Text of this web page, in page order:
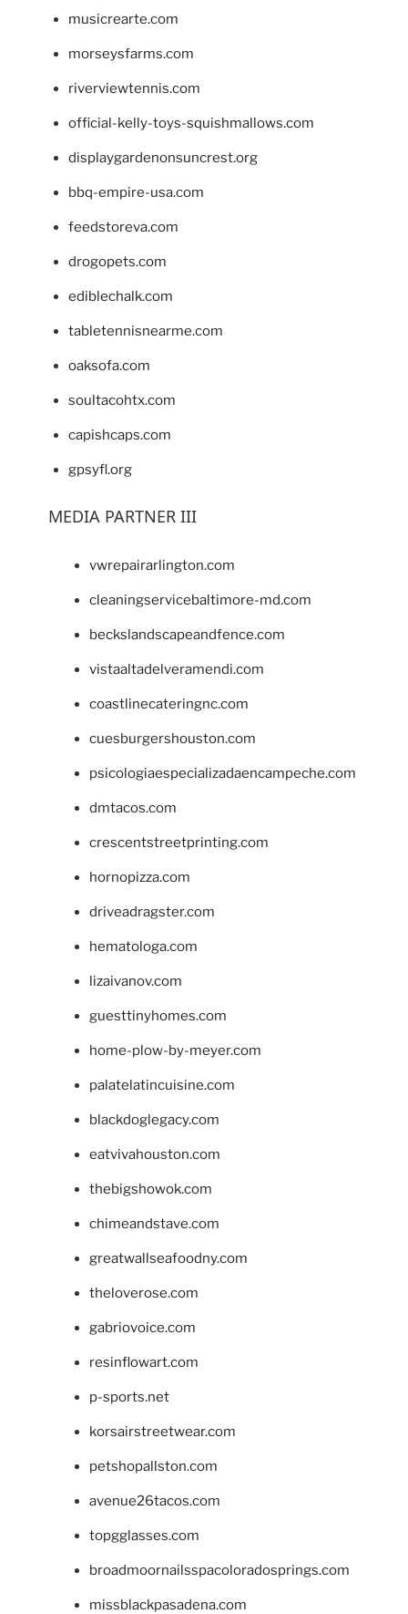
musicrearte.com
morseysfarms.com
riverviewtennis.com
official-kelly-toys-squishmallows.com
displaygardenonsuncrest.org
bbq-empire-usa.com
feedstoreva.com
drogopets.com
ediblechalk.com
tabletennisnearme.com
oaksofa.com
soultacohtx.com
capishcaps.com
gpsyfl.org
MEDIA PARTNER III
vwrepairarlington.com
cleaningservicebaltimore-md.com
beckslandscapeandfence.com
vistaaltadelveramendi.com
coastlinecateringnc.com
cuesburgershouston.com
psicologiaespecializadaencampeche.com
dmtacos.com
crescentstreetprinting.com
hornopizza.com
driveadragster.com
hematologa.com
lizaivanov.com
guesttinyhomes.com
home-plow-by-meyer.com
palatelatincuisine.com
blackdoglegacy.com
eatvivahouston.com
thebigshowok.com
chimeandstave.com
greatwallseafoodny.com
theloverose.com
gabriovoice.com
resinflowart.com
p-sports.net
korsairstreetwear.com
petshopallston.com
avenue26tacos.com
topgglasses.com
broadmoornailsspacoloradosprings.com
missblackpasadena.com